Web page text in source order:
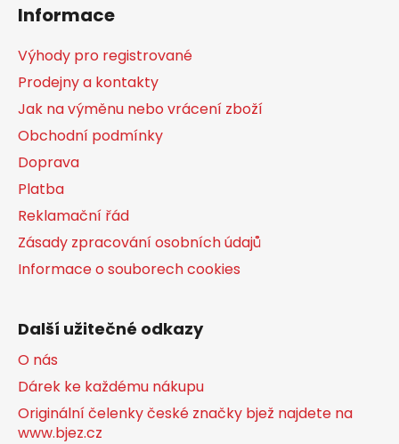
Informace
Výhody pro registrované
Prodejny a kontakty
Jak na výměnu nebo vrácení zboží
Obchodní podmínky
Doprava
Platba
Reklamační řád
Zásady zpracování osobních údajů
Informace o souborech cookies
Další užitečné odkazy
O nás
Dárek ke každému nákupu
Originální čelenky české značky bjež najdete na
www.bjez.cz